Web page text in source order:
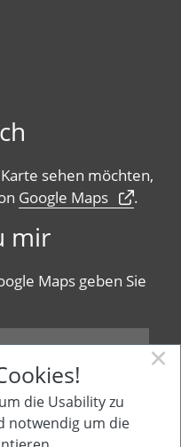
sehen möchten,
Google Maps .
mir
Maps geben Sie
die Usability zu
notwendig um die